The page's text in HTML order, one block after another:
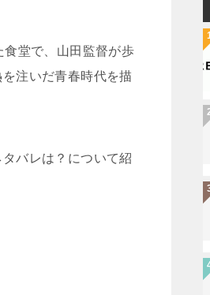
堂で、山田監督が歩
注いだ青春時代を描
バレは？について紹